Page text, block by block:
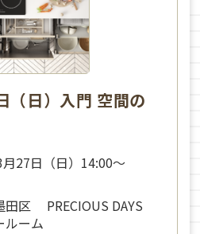
（日）入門 空間の
27日（日）14:00～
田区 PRECIOUS DAYS
ルーム